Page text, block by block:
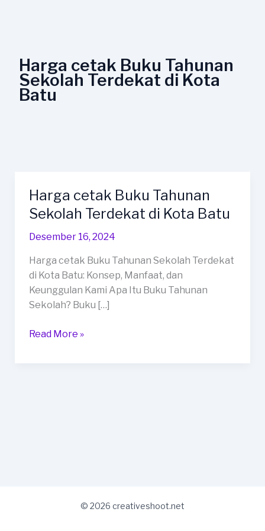
Harga cetak Buku Tahunan
Sekolah Terdekat di Kota
Batu
Harga cetak Buku Tahunan
Sekolah Terdekat di Kota Batu
Desember 16, 2024
Harga cetak Buku Tahunan Sekolah Terdekat
di Kota Batu: Konsep, Manfaat, dan
Keunggulan Kami Apa Itu Buku Tahunan
Sekolah? Buku […]
Harga
cetak
Buku
Tahunan
Terdekat
di
Kota
Batu
Read More »
© 2026 creativeshoot.net